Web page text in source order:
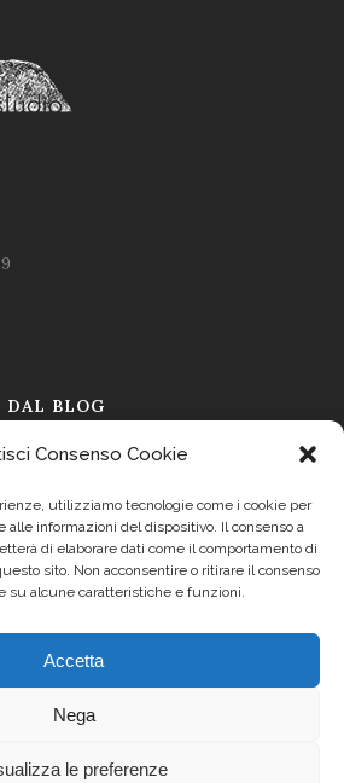
Consenso Cookie
utilizziamo tecnologie come i cookie per
alle informazioni del dispositivo. Il consenso a
di elaborare dati come il comportamento di
sito. Non acconsentire o ritirare il consenso
su alcune caratteristiche e funzioni.
Accetta
Nega
le preferenze
BLOG
– L’immagine come testimonianza
La Prima Asta dei Formaggi a Friuli